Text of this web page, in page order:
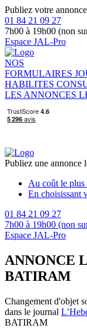
Publiez votre
01 84 21 09 27
7h00 à 19h00 (non
Espace JAL-Pro
NOS
FORMULAIRES
HABILITES
LES ANNONCES
Publiez une annonce
Au coût le plus
En choisissant
01 84 21 09 27
7h00 à 19h00 (non
Espace JAL-Pro
ANNONCE
BATIRAM
Changement d'objet
dans le journal
BATIRAM